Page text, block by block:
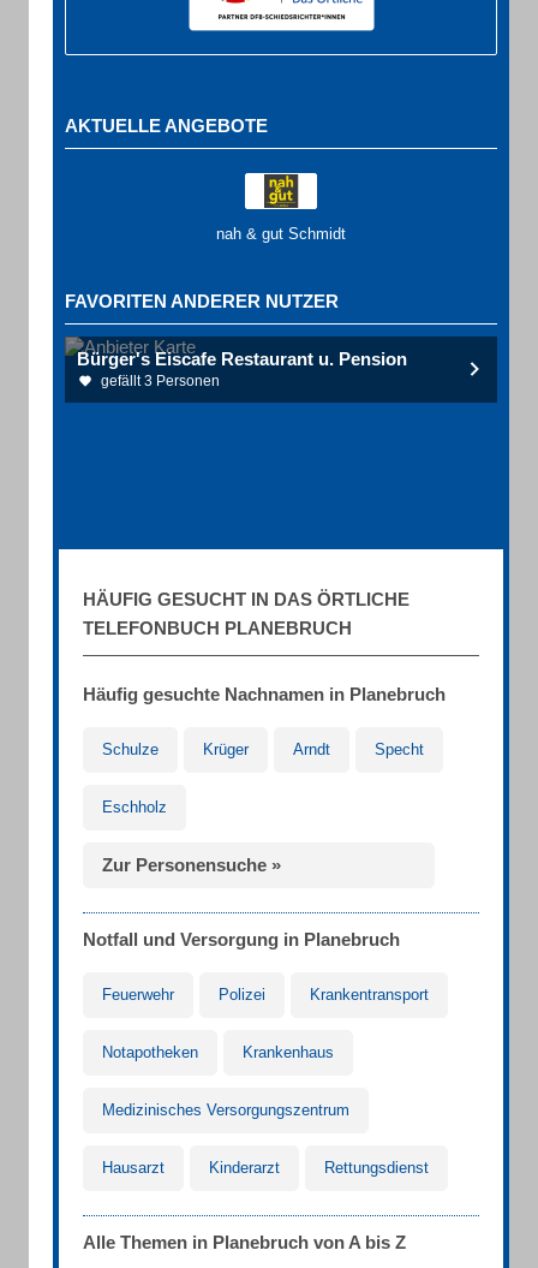
AKTUELLE ANGEBOTE
nah & gut Schmidt
FAVORITEN ANDERER NUTZER
Bürger's Eiscafe Restaurant u. Pension
gefällt 3 Personen
HÄUFIG GESUCHT IN DAS ÖRTLICHE
TELEFONBUCH PLANEBRUCH
Häufig gesuchte Nachnamen in Planebruch
Schulze Krüger Arndt Specht
Eschholz
Zur Personensuche »
Notfall und Versorgung in Planebruch
Feuerwehr Polizei Krankentransport
Notapotheken Krankenhaus
Medizinisches Versorgungszentrum
Hausarzt Kinderarzt Rettungsdienst
Alle Themen in Planebruch von A bis Z